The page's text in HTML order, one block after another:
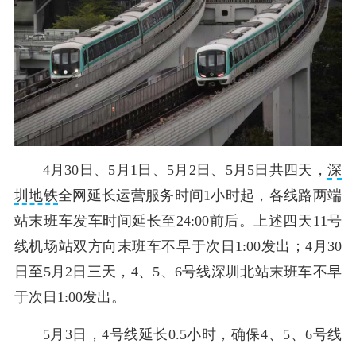
4月30日、5月1日、5月2日、5月5日共四天，深
圳地铁全网延长运营服务时间1小时起，各线路两端
站末班车发车时间延长至24:00前后。上述四天11号
线机场站双方向末班车不早于次日1:00发出；4月30
日至5月2日三天，4、5、6号线深圳北站末班车不早
于次日1:00发出。
5月3日，4号线延长0.5小时，确保4、5、6号线